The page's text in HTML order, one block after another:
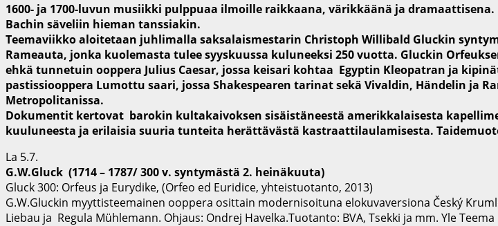
1600- ja 1700-luvun musiikki pulppuaa ilmoille raikkaana, värikkäänä ja
Bachin säveliin hieman tanssiakin.
Teemaviikko aloitetaan juhlimalla saksalaismestarin Christoph Willibald Gluckin
Rameauta, jonka kuolemasta tulee syyskuussa kuluneeksi 250 vuotta. Gluckin
ehkä tunnetuin ooppera Julius Caesar, jossa keisari kohtaa Egyptin Kleopatran ja
pastissiooppera Lumottu saari, jossa Shakespearen tarinat sekä Vivaldin, Händelin
Metropolitanissa.
Dokumentit kertovat barokin kultakaivoksen sisäistäneestä amerikkalaisesta
kuuluneesta ja erilaisia suuria tunteita herättävästä kastraattilaulamisesta.
La 5.7.
G.W.Gluck (1714 – 1787/ 300 v. syntymästä 2. heinäkuuta)
Gluck 300: Orfeus ja Eurydike, (Orfeo ed Euridice, yhteistuotanto, 2013)
G.W.Gluckin myyttisteemainen ooppera osittain modernisoituna elokuvaversiona Český
Liebau ja Regula Mühlemann. Ohjaus: Ondrej Havelka.Tuotanto: BVA, Tsekki ja mm. Yle Teema